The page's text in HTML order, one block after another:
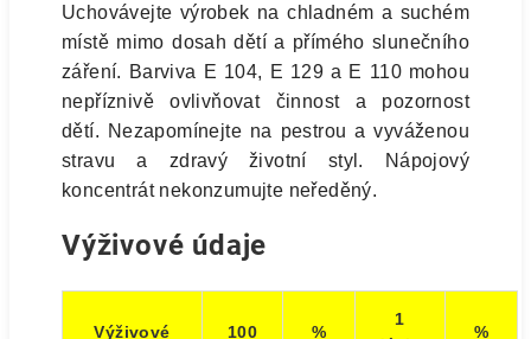
Uchovávejte výrobek na chladném a suchém
místě mimo dosah dětí a přímého slunečního
záření. Barviva E 104, E 129 a E 110 mohou
nepříznivě ovlivňovat činnost a pozornost
dětí. Nezapomínejte na pestrou a vyváženou
stravu a zdravý životní styl. Nápojový
koncentrát nekonzumujte neředěný.
Výživové údaje
Výživové
100
%
1
%